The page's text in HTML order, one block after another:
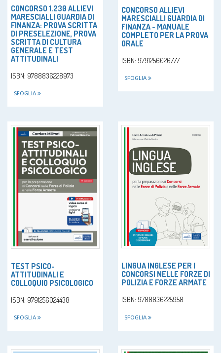
CONCORSO 1.230 ALLIEVI
MARESCIALLI GUARDIA DI
FINANZA: PROVA SCRITTA
DI PRESELEZIONE, PROVA
SCRITTA DI CULTURA
GENERALE E TEST
ATTITUDINALI
ISBN: 9788836228973
SFOGLIA
CONCORSO ALLIEVI
MARESCIALLI GUARDIA DI
FINANZA - MANUALE
COMPLETO PER LA PROVA
ORALE
ISBN: 9791256026777
SFOGLIA
TEST PSICO-
ATTITUDINALI E
COLLOQUIO PSICOLOGICO
ISBN: 9791256024438
SFOGLIA
LINGUA INGLESE PER I
CONCORSI NELLE FORZE DI
POLIZIA E FORZE ARMATE
ISBN: 9788836225958
SFOGLIA